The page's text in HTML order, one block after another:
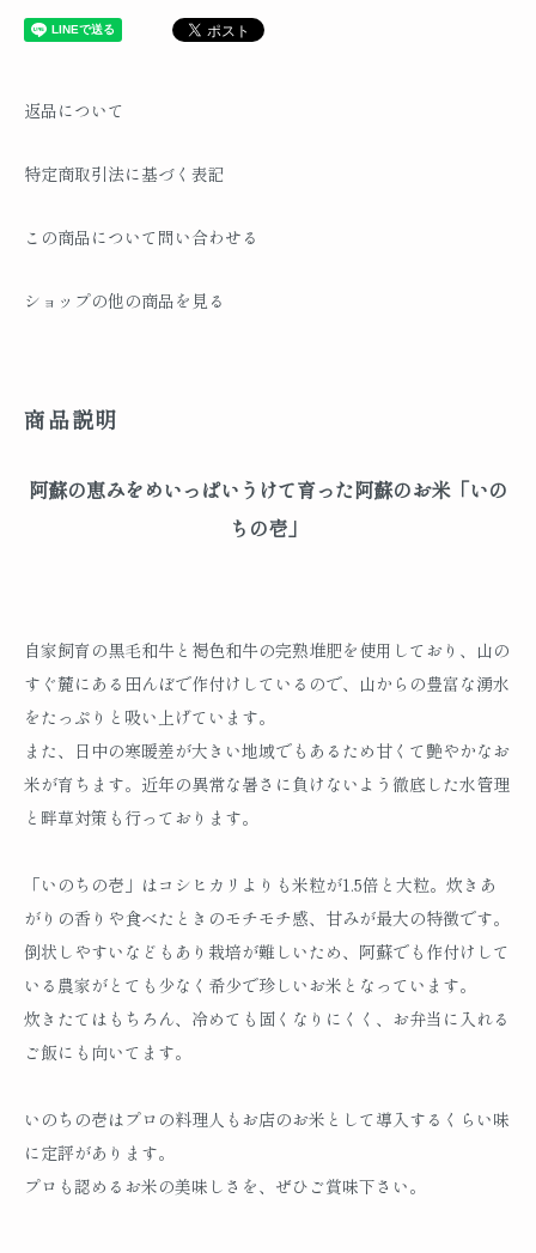
返品について
特定商取引法に基づく表記
この商品について問い合わせる
ショップの他の商品を見る
商品説明
阿蘇の恵みをめいっぱいうけて育った阿蘇のお米「いの
ちの壱」
自家飼育の黒毛和牛と褐色和牛の完熟堆肥を使用しており、山の
すぐ麓にある田んぼで作付けしているので、山からの豊富な湧水
をたっぷりと吸い上げています。
また、日中の寒暖差が大きい地域でもあるため甘くて艶やかなお
米が育ちます。近年の異常な暑さに負けないよう徹底した水管理
と畔草対策も行っております。
「いのちの壱」はコシヒカリよりも米粒が1.5倍と大粒。炊きあ
がりの香りや食べたときのモチモチ感、甘みが最大の特徴です。
倒状しやすいなどもあり栽培が難しいため、阿蘇でも作付けして
いる農家がとても少なく希少で珍しいお米となっています。
炊きたてはもちろん、冷めても固くなりにくく、お弁当に入れる
ご飯にも向いてます。
いのちの壱はプロの料理人もお店のお米として導入するくらい味
に定評があります。
プロも認めるお米の美味しさを、ぜひご賞味下さい。